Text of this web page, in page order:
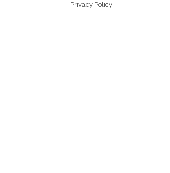
Privacy Policy